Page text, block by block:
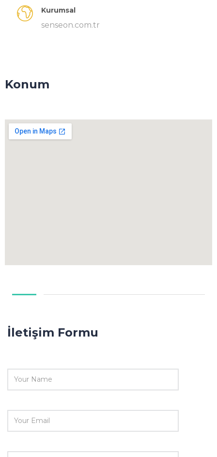
Kurumsal
senseon.com.tr
Konum
İletişim Formu